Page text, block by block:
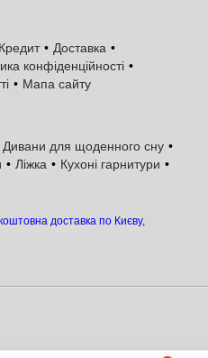
та багато іншого;
області, продаж у кредит,
диван Константа Браун
за програмою оплата
та завмер безпосередньо за
просимо задати їх нашим
працює без вихідних та
завжди допоможемо вибрати
Диван Константа Браун
Вас. Доставка по Києву та
фото, ціна, можливість
Кредит
Доставка
конфіденційності
Мапа сайту
Дивани для щоденного сну
Ліжка
Кухоні гарнитури
доставка по Києву,